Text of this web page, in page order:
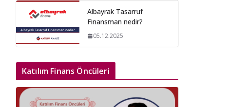
Albayrak Tasarruf
Finansman nedir?
05.12.2025
Katılım Finans Öncüleri